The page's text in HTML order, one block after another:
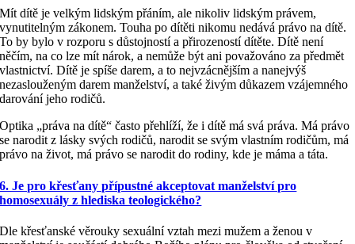
Mít dítě je velkým lidským přáním, ale nikoliv lidským právem,
vynutitelným zákonem. Touha po dítěti nikomu nedává právo na dítě.
To by bylo v rozporu s důstojností a přirozeností dítěte. Dítě není
něčím, na co lze mít nárok, a nemůže být ani považováno za předmět
vlastnictví. Dítě je spíše darem, a to nejvzácnějším a nanejvýš
nezaslouženým darem manželství, a také živým důkazem vzájemného
darování jeho rodičů.
Optika „práva na dítě“ často přehlíží, že i dítě má svá práva. Má právo
se narodit z lásky svých rodičů, narodit se svým vlastním rodičům, má
právo na život, má právo se narodit do rodiny, kde je máma a táta.
6. Je pro křesťany přípustné akceptovat manželství pro
homosexuály z hlediska teologického?
Dle křesťanské věrouky sexuální vztah mezi mužem a ženou v